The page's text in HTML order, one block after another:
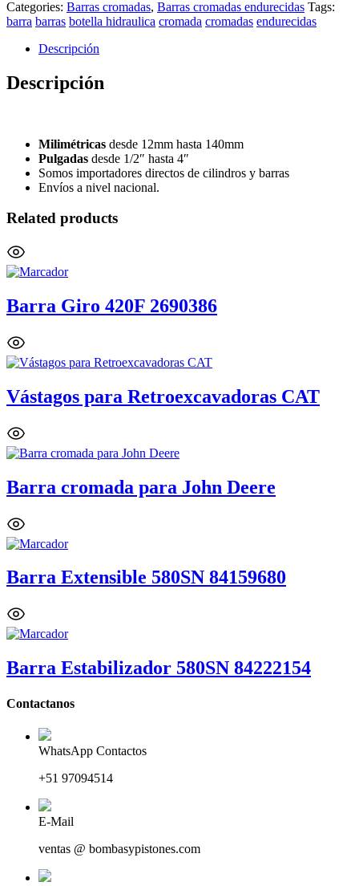
Categories: Barras cromadas, Barras cromadas endurecidas Tags:
barra barras botella hidraulica cromada cromadas endurecidas
Descripción
Descripción
Milimétricas desde 12mm hasta 140mm
Pulgadas desde 1/2″ hasta 4″
Somos importadores directos de cilindros y barras
Envíos a nivel nacional.
Related products
Barra Giro 420F 2690386
Vástagos para Retroexcavadoras CAT
Barra cromada para John Deere
Barra Extensible 580SN 84159680
Barra Estabilizador 580SN 84222154
Contactanos
WhatsApp Contactos
+51 97094514
E-Mail
ventas @ bombasypistones.com